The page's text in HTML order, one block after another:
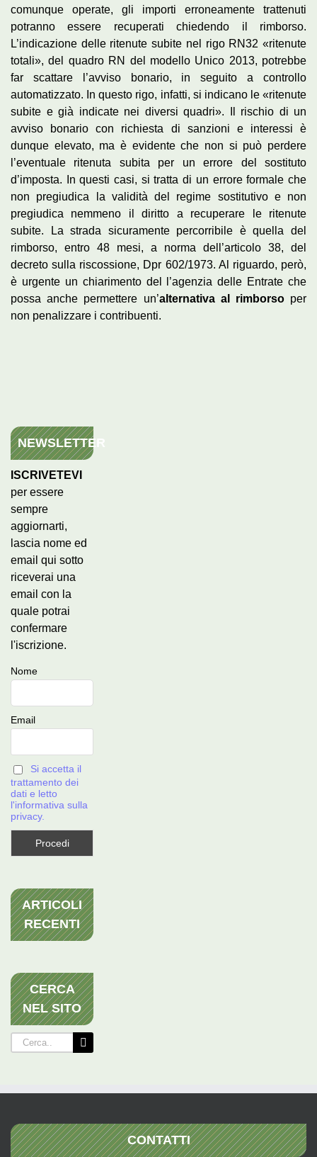
comunque operate, gli importi erroneamente trattenuti
potranno essere recuperati chiedendo il rimborso.
L’indicazione delle ritenute subite nel rigo RN32 «ritenute
totali», del quadro RN del modello Unico 2013, potrebbe
far scattare l’avviso bonario, in seguito a controllo
automatizzato. In questo rigo, infatti, si indicano le «ritenute
subite e già indicate nei diversi quadri». Il rischio di un
avviso bonario con richiesta di sanzioni e interessi è
dunque elevato, ma è evidente che non si può perdere
l’eventuale ritenuta subita per un errore del sostituto
d’imposta. In questi casi, si tratta di un errore formale che
non pregiudica la validità del regime sostitutivo e non
pregiudica nemmeno il diritto a recuperare le ritenute
subite. La strada sicuramente percorribile è quella del
rimborso, entro 48 mesi, a norma dell’articolo 38, del
decreto sulla riscossione, Dpr 602/1973. Al riguardo, però,
è urgente un chiarimento del l’agenzia delle Entrate che
possa anche permettere un’alternativa al rimborsoper
non penalizzare i contribuenti.
NEWSLETTER
ISCRIVETEVI
per essere
sempre
aggiornarti,
lascia nome ed
email qui sotto
riceverai una
email con la
quale potrai
confermare
l'iscrizione.
Nome
Email
Si accetta il
trattamento dei
dati e letto
l'informativa sulla
privacy.
ARTICOLI
RECENTI
CERCA
NEL SITO
Cerca
per:
CONTATTI